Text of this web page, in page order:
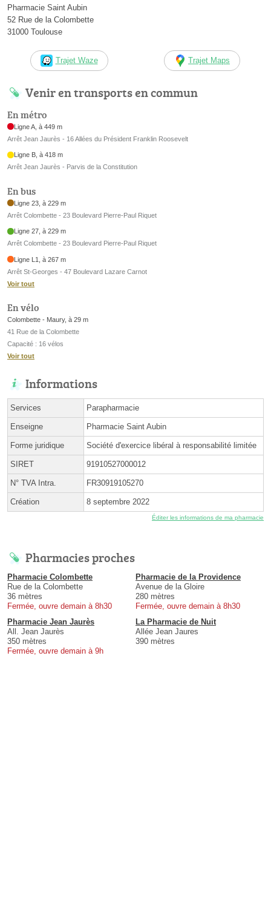
Pharmacie Saint Aubin
52 Rue de la Colombette
31000 Toulouse
Trajet Waze Trajet Maps
Venir en transports en commun
En métro
Ligne A, à 449 m
Arrêt Jean Jaurès - 16 Allées du Président Franklin Roosevelt
Ligne B, à 418 m
Arrêt Jean Jaurès - Parvis de la Constitution
En bus
Ligne 23, à 229 m
Arrêt Colombette - 23 Boulevard Pierre-Paul Riquet
Ligne 27, à 229 m
Arrêt Colombette - 23 Boulevard Pierre-Paul Riquet
Ligne L1, à 267 m
Arrêt St-Georges - 47 Boulevard Lazare Carnot
Voir tout
En vélo
Colombette - Maury, à 29 m
41 Rue de la Colombette
Capacité : 16 vélos
Voir tout
Informations
Services Parapharmacie
Enseigne Pharmacie Saint Aubin
Forme juridique Société d'exercice libéral à responsabilité limitée
SIRET 91910527000012
N° TVA Intra. FR30919105270
Création 8 septembre 2022
Éditer les informations de ma pharmacie
Pharmacies proches
Pharmacie Colombette
Rue de la Colombette
36 mètres
Fermée, ouvre demain à 8h30
Pharmacie de la Providence
Avenue de la Gloire
280 mètres
Fermée, ouvre demain à 8h30
Pharmacie Jean Jaurès
All. Jean Jaurès
350 mètres
Fermée, ouvre demain à 9h
La Pharmacie de Nuit
Allée Jean Jaures
390 mètres